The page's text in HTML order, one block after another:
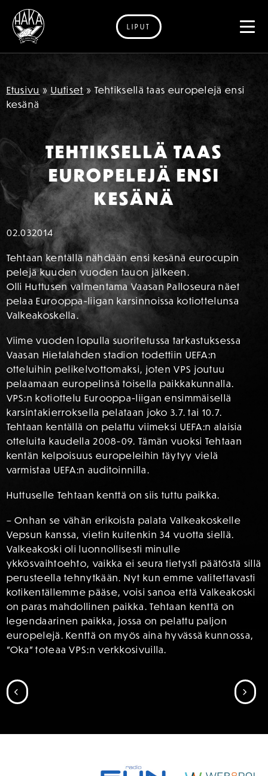
Siirry sisältöön
LIPUT
Etusivu » Uutiset » Tehtiksellä taas europelejä ensi
kesänä
TEHTIKSELLÄ TAAS
EUROPELEJÄ ENSI
KESÄNÄ
02.032014
Tehtaan kentällä nähdään ensi kesänä eurocupin
pelejä kuuden vuoden tauon jälkeen.
Olli Huttusen valmentama Vaasan Palloseura näet
pelaa Eurooppa-liigan karsinnoissa kotiottelunsa
Valkeakoskella.
Viime vuoden lopulla suoritetussa tarkastuksessa
Vaasan Hietalahden stadion todettiin UEFA:n
otteluihin pelikelvottomaksi, joten VPS joutuu
pelaamaan europelinsä toisella paikkakunnalla.
VPS:n kotiottelu Eurooppa-liigan ensimmäisellä
karsintakierroksella pelataan joko 3.7. tai 10.7.
Tehtaan kentällä on pelattu viimeksi UEFA:n alaisia
otteluita kaudella 2008-09. Tämän vuoksi Tehtaan
kentän kelpoisuus europeleihin täytyy vielä
varmistaa UEFA:n auditoinnilla.
Huttuselle Tehtaan kenttä on siis tuttu paikka.
– Onhan se vähän erikoista palata Valkeakoskelle
Vepsun kanssa, vietin kuitenkin 34 vuotta siellä.
Valkeakoski oli luonnollisesti minulle
ykkösvaihtoehto, vaikka ei seura tietysti päätöstä sillä
perusteella tehnytkään. Nyt kun emme valitettavasti
kotikentällemme pääse, voisi sanoa että Valkeakoski
on paras mahdollinen paikka. Tehtaan kenttä on
legendaarinen paikka, jossa on pelattu paljon
europelejä. Kenttä on myös aina hyvässä kunnossa,
”Oka” toteaa VPS:n verkkosivuilla.
SIIRRY EDELLISEEN